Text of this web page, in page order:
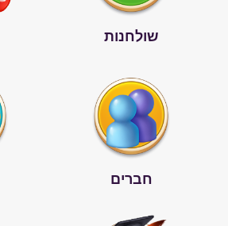
שולחנות
חברים